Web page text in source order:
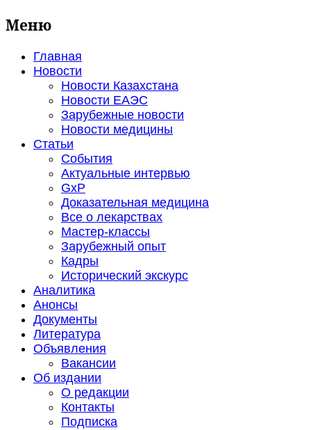
Меню
Главная
Новости
Новости Казахстана
Новости ЕАЭС
Зарубежные новости
Новости медицины
Статьи
События
Актуальные интервью
GxP
Доказательная медицина
Все о лекарствах
Мастер-классы
Зарубежный опыт
Кадры
Исторический экскурс
Аналитика
Анонсы
Документы
Литература
Объявления
Вакансии
Об издании
О редакции
Контакты
Подписка